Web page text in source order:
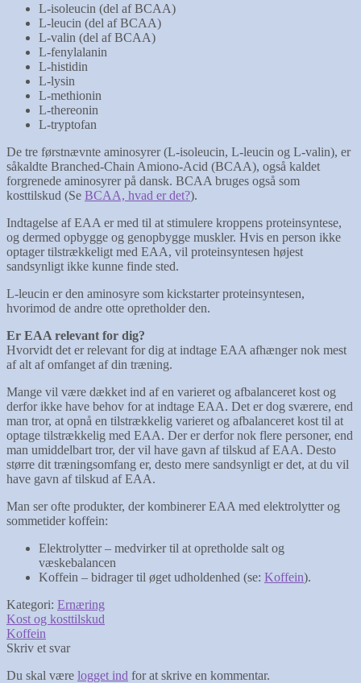
L-isoleucin (del af BCAA)
L-leucin (del af BCAA)
L-valin (del af BCAA)
L-fenylalanin
L-histidin
L-lysin
L-methionin
L-thereonin
L-tryptofan
De tre førstnævnte aminosyrer (L-isoleucin, L-leucin og L-valin), er
såkaldte Branched-Chain Amiono-Acid (BCAA), også kaldet
forgrenede aminosyrer på dansk. BCAA bruges også som
kosttilskud (Se BCAA, hvad er det?).
Indtagelse af EAA er med til at stimulere kroppens proteinsyntese,
og dermed opbygge og genopbygge muskler. Hvis en person ikke
optager tilstrækkeligt med EAA, vil proteinsyntesen højest
sandsynligt ikke kunne finde sted.
L-leucin er den aminosyre som kickstarter proteinsyntesen,
hvorimod de andre otte opretholder den.
Er EAA relevant for dig?
Hvorvidt det er relevant for dig at indtage EAA afhænger nok mest
af alt af omfanget af din træning.
Mange vil være dækket ind af en varieret og afbalanceret kost og
derfor ikke have behov for at indtage EAA. Det er dog sværere, end
man tror, at opnå en tilstrækkelig varieret og afbalanceret kost til at
optage tilstrækkelig med EAA. Der er derfor nok flere personer, end
man umiddelbart tror, der vil have gavn af tilskud af EAA. Desto
større dit træningsomfang er, desto mere sandsynligt er det, at du vil
have gavn af tilskud af EAA.
Man ser ofte produkter, der kombinerer EAA med elektrolytter og
sommetider koffein:
Elektrolytter – medvirker til at opretholde salt og
væskebalancen
Koffein – bidrager til øget udholdenhed (se: Koffein).
Kategori: Ernæring
Indlægsnavigation
Forrige
indlæg:
Kost og kosttilskud
Næste
indlæg:
Koffein
Skriv et svar
Du skal være logget ind for at skrive en kommentar.